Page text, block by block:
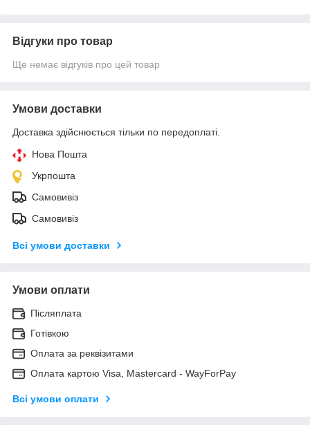
Відгуки про товар
Ще немає відгуків про цей товар
Умови доставки
Доставка здійснюється тільки по передоплаті.
Нова Пошта
Укрпошта
Самовивіз
Самовивіз
Всі умови доставки
Умови оплати
Післяплата
Готівкою
Оплата за реквізитами
Оплата картою Visa, Mastercard - WayForPay
Всі умови оплати